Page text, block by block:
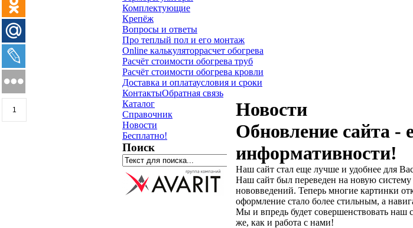
Комплектующие
Крепёж
Вопросы и ответы
Про теплый пол и его монтаж
Online калькуляторрасчет обогрева
Расчёт стоимости обогрева труб
Расчёт стоимости обогрева кровли
Доставка и оплатаусловия и сроки
КонтактыОбратная связь
Новости
Обновление сайта -
информативности!
Наш сайт стал еще лучше и удобнее для
Наш сайт был переведен на новую
нововведений. Теперь многие картинки
оформление стало более стильным, а
Мы и впредь будет совершенствовать наш
же, как и работа с нами!
Каталог
Справочник
Новости
Бесплатно!
Поиск
1